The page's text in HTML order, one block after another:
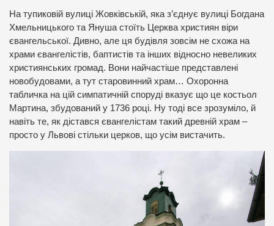
На тупиковій вулиці Жовківській, яка з’єднує вулиці Богдана
Хмельницького та Януша стоїть Церква християн віри
євангельської. Дивно, але ця будівля зовсім не схожа на
храми євангелістів, баптистів та інших відносно невеликих
християнських громад. Вони найчастіше представлені
новобудовами, а тут старовинний храм… Охоронна
табличка на цій симпатичній споруді вказує що це костьол
Мартина, збудований у 1736 році. Ну тоді все зрозуміло, й
навіть те, як дістався євангелістам такий древній храм –
просто у Львові стільки церков, що усім вистачить.